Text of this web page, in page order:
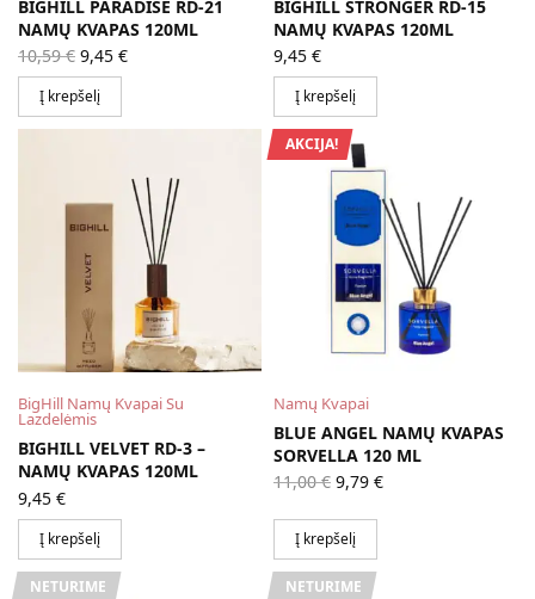
BIGHILL PARADISE RD-21
NAMŲ KVAPAS 120ML
10,59€ Original
price
was:
10,59 €.
9,45 €Current
Į krepšelį
BIGHILL STRONGER RD-15
NAMŲ KVAPAS 120ML
9,45 €
Į krepšelį
BigHill Namų Kvapai Su
Lazdelėmis
BIGHILL VELVET RD-3 –
NAMŲ KVAPAS 120ML
9,45 €
Į krepšelį
AKCIJA!
Namų Kvapai
BLUE ANGEL NAMŲ KVAPAS
SORVELLA 120 ML
11,00€ Original
price
was:
11,00 €.
9,79 €Current
Į krepšelį
NETURIME NETURIME